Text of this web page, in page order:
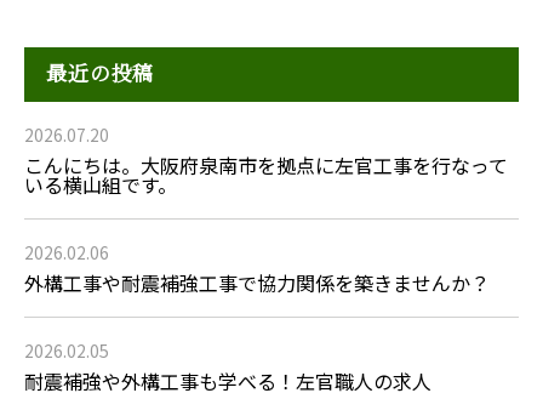
最近の投稿
2026.07.20
こんにちは。大阪府泉南市を拠点に左官工事を行なって
いる横山組です。
2026.02.06
外構工事や耐震補強工事で協力関係を築きませんか？
2026.02.05
耐震補強や外構工事も学べる！左官職人の求人